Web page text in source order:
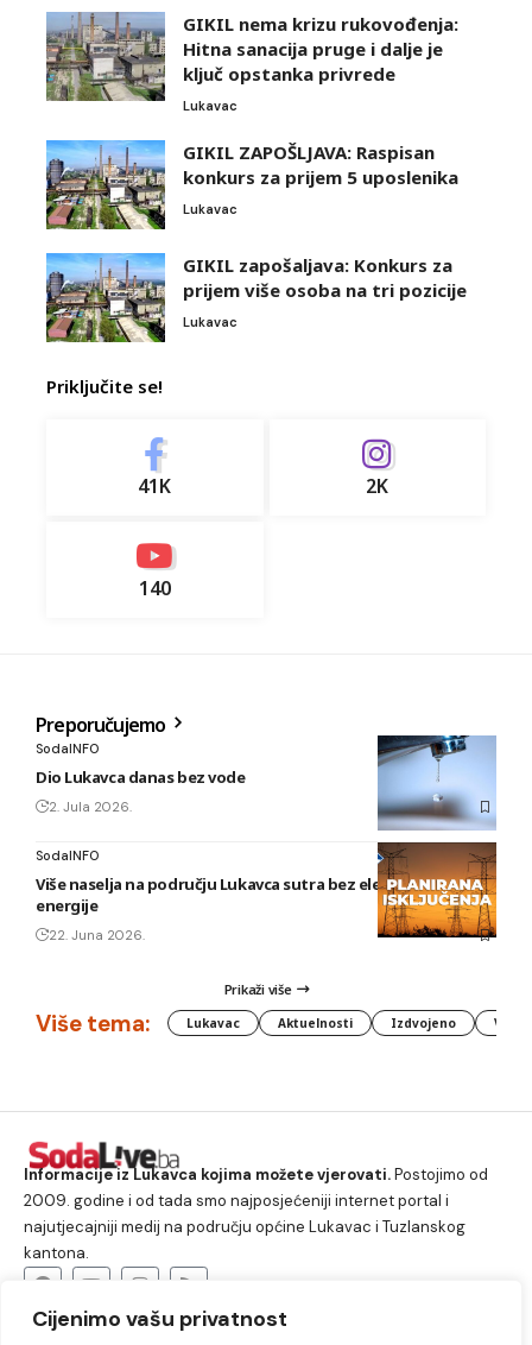
Cijenimo vašu privatnost
GIKIL nema krizu rukovođenja:
Hitna sanacija pruge i dalje je
ključ opstanka privrede
Lukavac
GIKIL ZAPOŠLJAVA: Raspisan
konkurs za prijem 5 uposlenika
Lukavac
GIKIL zapošaljava: Konkurs za
prijem više osoba na tri pozicije
Lukavac
Priključite se!
41K 2K
140
Preporučujemo
SodaINFO
Dio Lukavca danas bez vode
2. Jula 2026.
SodaINFO
Više naselja na području Lukavca sutra bez električne
energije
22. Juna 2026.
Prikaži više
Više tema: Lukavac Aktuelnosti Izdvojeno
Informacije iz Lukavca kojima možete vjerovati.Postojimo od
2009. godine i od tada smo najposjećeniji internet portal i
najutjecajniji medij na području općine Lukavac i Tuzlanskog
kantona.